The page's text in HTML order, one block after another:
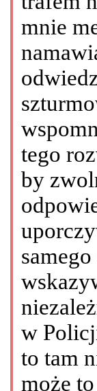
mnie
tego
by
w
to tam
może